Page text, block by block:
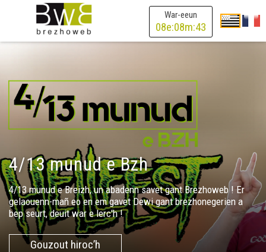
War-eeun
08e:08m:40
4/13 munud e Bzh
4/13 munud e Breizh, un abadenn savet gant Brezhoweb ! Er
gelaouenn-mañ eo en em gavet Dewi gant brezhonegerien a
bep seurt, deuit war e lerc'h !
Gouzout hiroc’h